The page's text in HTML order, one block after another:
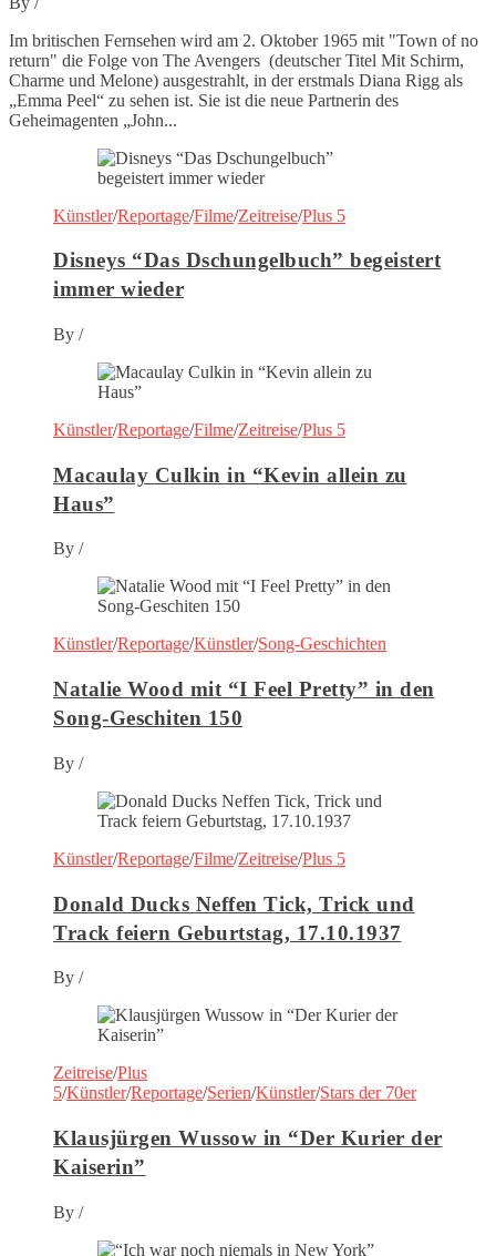
Im britischen Fernsehen wird am 2. Oktober 1965 mit "Town of no
return" die Folge von The Avengers (deutscher Titel Mit Schirm,
Charme und Melone) ausgestrahlt, in der erstmals Diana Rigg als
„Emma Peel“ zu sehen ist. Sie ist die neue Partnerin des
Geheimagenten „John...
Künstler/Reportage/Filme/Zeitreise/Plus 5
Disneys “Das Dschungelbuch” begeistert
immer wieder
By /
Künstler/Reportage/Filme/Zeitreise/Plus 5
Macaulay Culkin in “Kevin allein zu
Haus”
By /
Künstler/Reportage/Künstler/Song-Geschichten
Natalie Wood mit “I Feel Pretty” in den
Song-Geschiten 150
By /
Künstler/Reportage/Filme/Zeitreise/Plus 5
Donald Ducks Neffen Tick, Trick und
Track feiern Geburtstag, 17.10.1937
By /
Zeitreise/Plus
5/Künstler/Reportage/Serien/Künstler/Stars der 70er
Klausjürgen Wussow in “Der Kurier der
Kaiserin”
By /